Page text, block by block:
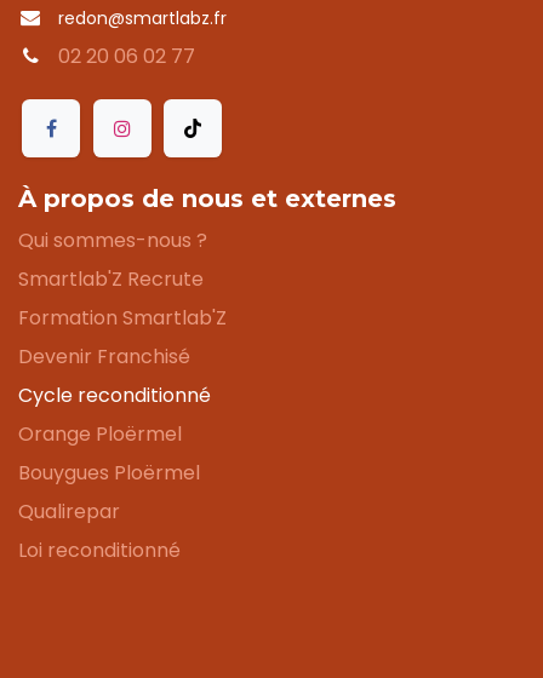
redon@smartlabz.fr
02 20 06 02 77
À propos de nous et externes
Qui sommes-nous ?
Smartlab'Z Recrute
Formation Smartlab'Z
Devenir Franchisé
Cycle reconditionné
Orange Ploërmel
Bouygues Ploërmel
Qualirepar
Loi reconditionné